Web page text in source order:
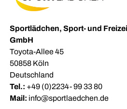
Sportlädchen, Sport- und
GmbH
Toyota-Allee 45
50858 Köln
Deutschland
Tel.: +49 (0)2234- 99 33 80
Mail: info@sportlaedchen.de